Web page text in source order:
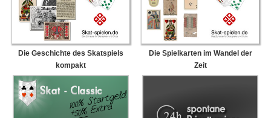
Die Geschichte des Skatspiels
kompakt
Die Spielkarten im Wandel der
Zeit